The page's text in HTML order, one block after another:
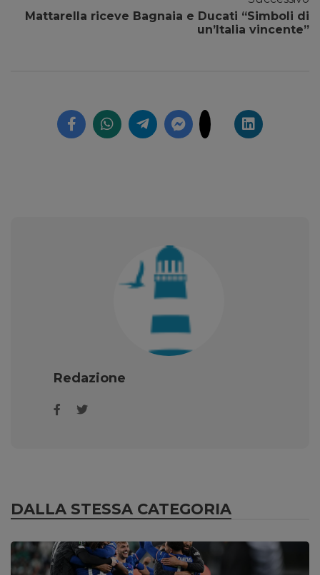
Mattarella riceve Bagnaia e Ducati “Simboli di
un’Italia vincente”
Redazione
DALLA STESSA CATEGORIA